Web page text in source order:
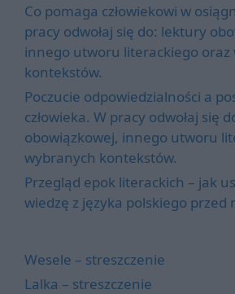
Co pomaga człowiekowi w
pracy odwołaj się do: lektury
innego utworu literackiego oraz
kontekstów.
Poczucie odpowiedzialności a
człowieka. W pracy odwołaj się
obowiązkowej, innego utworu
wybranych kontekstów.
Przegląd epok literackich – jak
wiedzę z języka polskiego przed
Wesele – streszczenie
Lalka – streszczenie